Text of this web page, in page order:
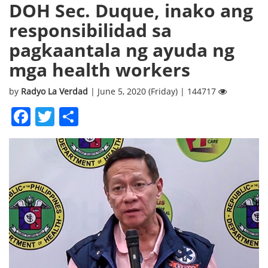
DOH Sec. Duque, inako ang
responsibilidad sa
pagkaantala ng ayuda ng
mga health workers
by Radyo La Verdad | June 5, 2020 (Friday) | 144717
Facebook
Twitter